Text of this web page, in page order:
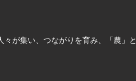
が集い、つながりを育み、「農」と